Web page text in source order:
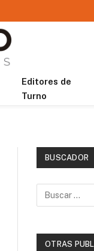
Editores de
Turno
BUSCADOR
OTRAS